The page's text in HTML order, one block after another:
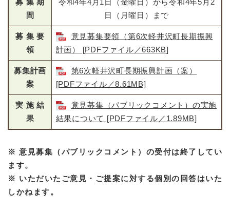
募 集 期
間
令和4年4月1日（金曜日）から令和4年5月2
日（月曜日）まで
募 集 要
領
意見募集要領（第6次軽井沢町長期振興
計画） [PDFファイル／663KB]
募集計画
案
第6次軽井沢町長期振興計画（案）
[PDFファイル／8.61MB]
実 施 結
果
意見募集（パブリックコメント）の実施
結果について [PDFファイル／1.89MB]
※ 意見募集（パブリックコメント）の受付は終了してい
ます。
※ いただいたご意見・ご提案に対する個別の回答はいた
しかねます。